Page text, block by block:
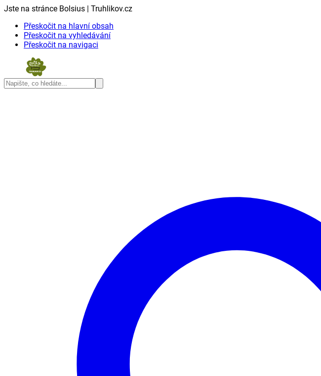
Jste na stránce Bolsius | Truhlikov.cz
Přeskočit na hlavní obsah
Přeskočit na vyhledávání
Přeskočit na navigaci